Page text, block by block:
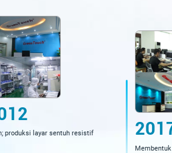
produksi layar sentuh resistif